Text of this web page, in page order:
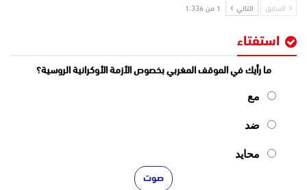
السابق التالي 1 من 1٬336
استفتاء
ما رأيك في الموقف المغربي بخصوص الأزمة الأوكرانية الروسية؟
مع
ضد
محايد